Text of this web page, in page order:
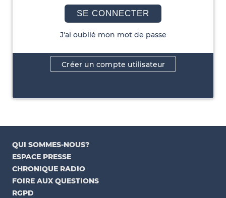
SE CONNECTER
J'ai oublié mon mot de passe
Créer un compte utilisateur
QUI SOMMES-NOUS?
ESPACE PRESSE
CHRONIQUE RADIO
FOIRE AUX QUESTIONS
RGPD